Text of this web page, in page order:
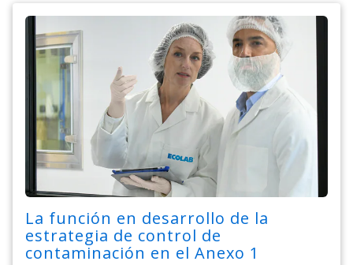
La función en desarrollo de la
estrategia de control de
contaminación en el Anexo 1